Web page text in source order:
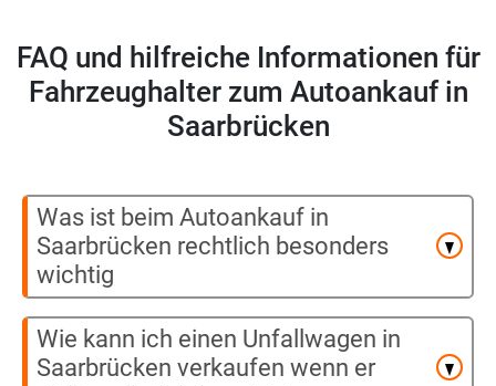
FAQ und hilfreiche Informationen für
Fahrzeughalter zum Autoankauf in
Saarbrücken
Was ist beim Autoankauf in
Saarbrücken rechtlich besonders
wichtig
Wie kann ich einen Unfallwagen in
Saarbrücken verkaufen wenn er